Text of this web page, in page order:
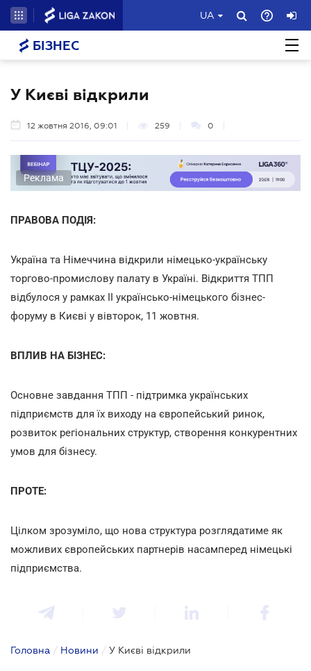
UA
БІЗНЕС
У Києві відкрили
12 жовтня 2016, 09:01 259 0
Реклама
ПРАВОВА ПОДІЯ:
Україна та Німеччина відкрили німецько-українську
торгово-промислову палату в Україні. Відкриття ТПП
відбулося у рамках II українсько-німецького бізнес-
форуму в Києві у вівторок, 11 жовтня.
ВПЛИВ НА БІЗНЕС:
Основне завдання ТПП - підтримка українських
підприємств для їх виходу на європейський ринок,
розвиток регіональних структур, створення конкурентних
умов для бізнесу.
ПРОТЕ:
Цілком зрозуміло, що нова структура розглядатиме як
можливих європейських партнерів насамперед німецькі
підприємства.
Головна / Новини / У Києві відкрили